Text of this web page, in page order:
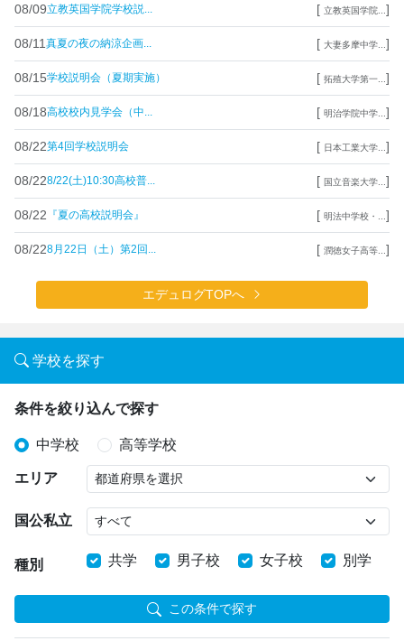
08/09立教英国学院学校説... [ 立教英国学院... ]
08/11 真夏の夜の納涼企画... [ 大妻多摩中学... ]
08/15学校説明会（夏期実施） [ 拓殖大学第一... ]
08/18高校校内見学会（中... [ 明治学院中学... ]
08/22第4回学校説明会 [ 日本工業大学... ]
08/228/22(土)10:30高校普... [ 国立音楽大学... ]
08/22 『夏の高校説明会』 [ 明法中学校・... ]
08/228月22日（土）第2回... [ 潤徳女子高等... ]
エデュログTOPへ
学校を探す
条件を絞り込んで探す
中学校 高等学校
エリア
国公私立
種別 共学 男子校 女子校 別学
この条件で探す